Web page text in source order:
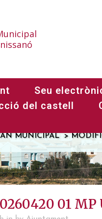
Seu
del castell
MUNICIPAL >
01 MP